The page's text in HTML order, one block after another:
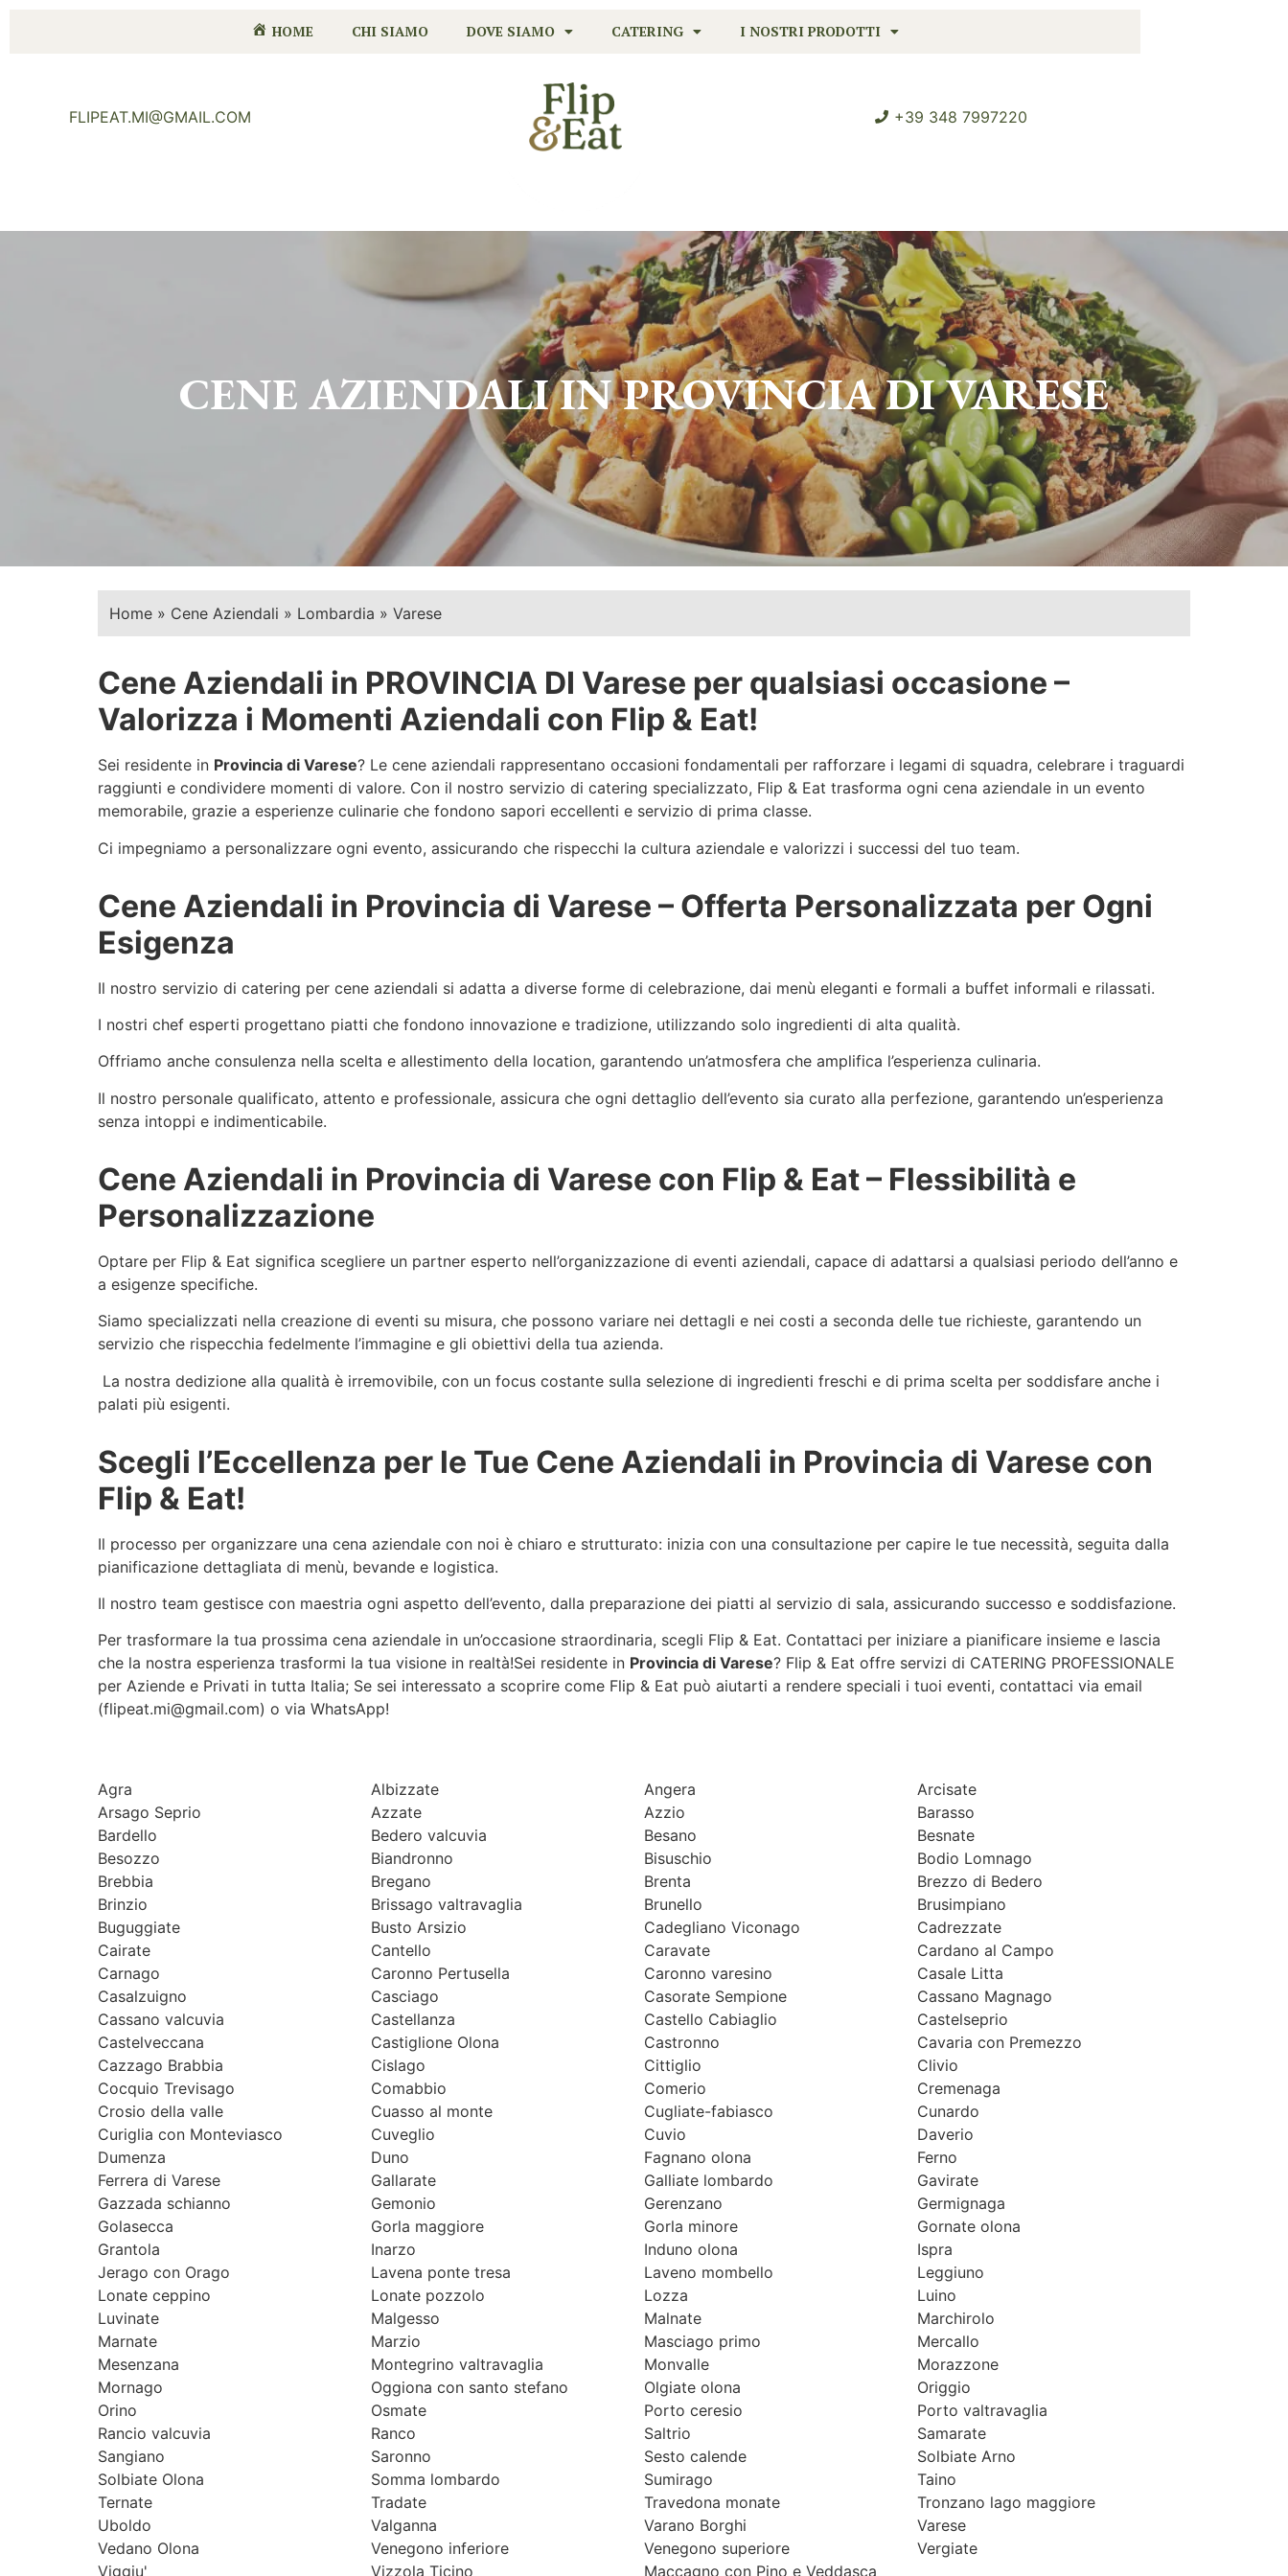
HOME CHI SIAMO DOVE SIAMO CATERING I NOSTRI PRODOTTI
FLIPEAT.MI@GMAIL.COM +39 348 7997220
CENE AZIENDALI IN PROVINCIA DIVARESE
Home » Cene Aziendali » Lombardia » Varese
Cene Aziendali in PROVINCIA DI Varese per qualsiasi occasione –
Valorizza i Momenti Aziendali con Flip & Eat!
Sei residente in Provincia di Varese? Le cene aziendali rappresentano occasioni fondamentali per rafforzare i legami di squadra, celebrare i traguardi
raggiunti e condividere momenti di valore. Con il nostro servizio di catering specializzato, Flip & Eat trasforma ogni cena aziendale in un evento
memorabile, grazie a esperienze culinarie che fondono sapori eccellenti e servizio di prima classe.
Ci impegniamo a personalizzare ogni evento, assicurando che rispecchi la cultura aziendale e valorizzi i successi del tuo team.
Cene Aziendali in Provincia di Varese – Offerta Personalizzata per Ogni
Esigenza
Il nostro servizio di catering per cene aziendali si adatta a diverse forme di celebrazione, dai menù eleganti e formali a buffet informali e rilassati.
I nostri chef esperti progettano piatti che fondono innovazione e tradizione, utilizzando solo ingredienti di alta qualità.
Offriamo anche consulenza nella scelta e allestimento della location, garantendo un’atmosfera che amplifica l’esperienza culinaria.
Il nostro personale qualificato, attento e professionale, assicura che ogni dettaglio dell’evento sia curato alla perfezione, garantendo un’esperienza
senza intoppi e indimenticabile.
Cene Aziendali in Provincia di Varese con Flip & Eat – Flessibilità e
Personalizzazione
Optare per Flip & Eat significa scegliere un partner esperto nell’organizzazione di eventi aziendali, capace di adattarsi a qualsiasi periodo dell’anno e
a esigenze specifiche.
Siamo specializzati nella creazione di eventi su misura, che possono variare nei dettagli e nei costi a seconda delle tue richieste, garantendo un
servizio che rispecchia fedelmente l’immagine e gli obiettivi della tua azienda.
La nostra dedizione alla qualità è irremovibile, con un focus costante sulla selezione di ingredienti freschi e di prima scelta per soddisfare anche i
palati più esigenti.
Scegli l’Eccellenza per le Tue Cene Aziendali in Provincia di Varese con
Flip & Eat!
Il processo per organizzare una cena aziendale con noi è chiaro e strutturato: inizia con una consultazione per capire le tue necessità, seguita dalla
pianificazione dettagliata di menù, bevande e logistica.
Il nostro team gestisce con maestria ogni aspetto dell’evento, dalla preparazione dei piatti al servizio di sala, assicurando successo e soddisfazione.
Per trasformare la tua prossima cena aziendale in un’occasione straordinaria, scegli Flip & Eat. Contattaci per iniziare a pianificare insieme e lascia
che la nostra esperienza trasformi la tua visione in realtà!Sei residente in Provincia di Varese? Flip & Eat offre servizi di CATERING PROFESSIONALE
per Aziende e Privati in tutta Italia; Se sei interessato a scoprire come Flip & Eat può aiutarti a rendere speciali i tuoi eventi, contattaci via email
(flipeat.mi@gmail.com) o via WhatsApp!
Agra Albizzate Angera
Arcisate
Arsago Seprio
Azzate Azzio
Barasso
Bardello
Bedero valcuvia Besano
Besnate
Besozzo
Biandronno Bisuschio
Bodio Lomnago
Brebbia
Bregano Brenta
Brezzo di Bedero
Brinzio
Brissago valtravaglia Brunello
Brusimpiano
Buguggiate
Busto Arsizio Cadegliano Viconago
Cadrezzate
Cairate
Cantello Caravate
Cardano al Campo
Carnago
Caronno Pertusella Caronno varesino
Casale Litta
Casalzuigno
Casciago Casorate Sempione
Cassano Magnago
Cassano valcuvia
Castellanza Castello Cabiaglio
Castelseprio
Castelveccana
Castiglione Olona Castronno
Cavaria con Premezzo
Cazzago Brabbia
Cislago Cittiglio
Clivio
Cocquio Trevisago
Comabbio Comerio
Cremenaga
Crosio della valle
Cuasso al monte Cugliate-fabiasco
Cunardo
Curiglia con Monteviasco
Cuveglio Cuvio
Daverio
Dumenza
Duno Fagnano olona
Ferno
Ferrera di Varese
Gallarate Galliate lombardo
Gavirate
Gazzada schianno
Gemonio Gerenzano
Germignaga
Golasecca
Gorla maggiore Gorla minore
Gornate olona
Grantola
Inarzo Induno olona
Ispra
Jerago con Orago
Lavena ponte tresa Laveno mombello
Leggiuno
Lonate ceppino
Lonate pozzolo Lozza
Luino
Luvinate
Malgesso Malnate
Marchirolo
Marnate
Marzio Masciago primo
Mercallo
Mesenzana
Montegrino valtravaglia Monvalle
Morazzone
Mornago
Oggiona con santo stefano Olgiate olona
Origgio
Orino
Osmate Porto ceresio
Porto valtravaglia
Rancio valcuvia
Ranco Saltrio
Samarate
Sangiano
Saronno Sesto calende
Solbiate Arno
Solbiate Olona
Somma lombardo Sumirago
Taino
Ternate
Tradate Travedona monate
Tronzano lago maggiore
Uboldo
Valganna Varano Borghi
Varese
Vedano Olona
Venegono inferiore Venegono superiore
Vergiate
Viggiu'
Vizzola Ticino Maccagno con Pino e Veddasca